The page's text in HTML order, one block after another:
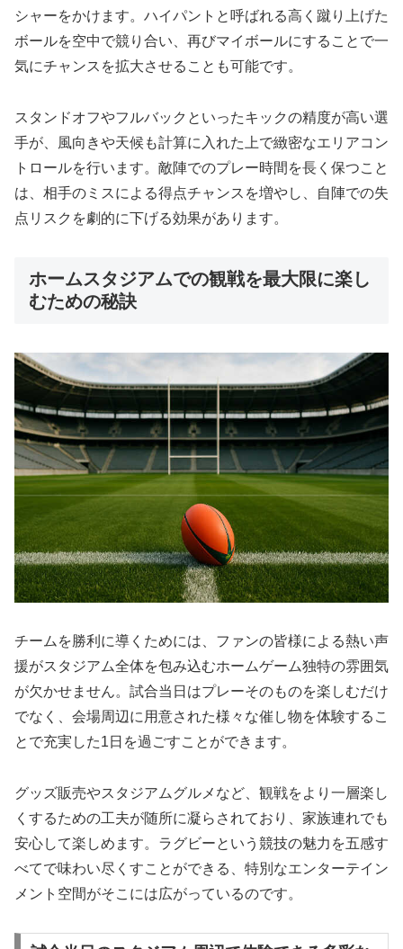
シャーをかけます。ハイパントと呼ばれる高く蹴り上げた
ボールを空中で競り合い、再びマイボールにすることで一
気にチャンスを拡大させることも可能です。
スタンドオフやフルバックといったキックの精度が高い選
手が、風向きや天候も計算に入れた上で緻密なエリアコン
トロールを行います。敵陣でのプレー時間を長く保つこと
は、相手のミスによる得点チャンスを増やし、自陣での失
点リスクを劇的に下げる効果があります。
ホームスタジアムでの観戦を最大限に楽し
むための秘訣
チームを勝利に導くためには、ファンの皆様による熱い声
援がスタジアム全体を包み込むホームゲーム独特の雰囲気
が欠かせません。試合当日はプレーそのものを楽しむだけ
でなく、会場周辺に用意された様々な催し物を体験するこ
とで充実した1日を過ごすことができます。
グッズ販売やスタジアムグルメなど、観戦をより一層楽し
くするための工夫が随所に凝らされており、家族連れでも
安心して楽しめます。ラグビーという競技の魅力を五感す
べてで味わい尽くすことができる、特別なエンターテイン
メント空間がそこには広がっているのです。